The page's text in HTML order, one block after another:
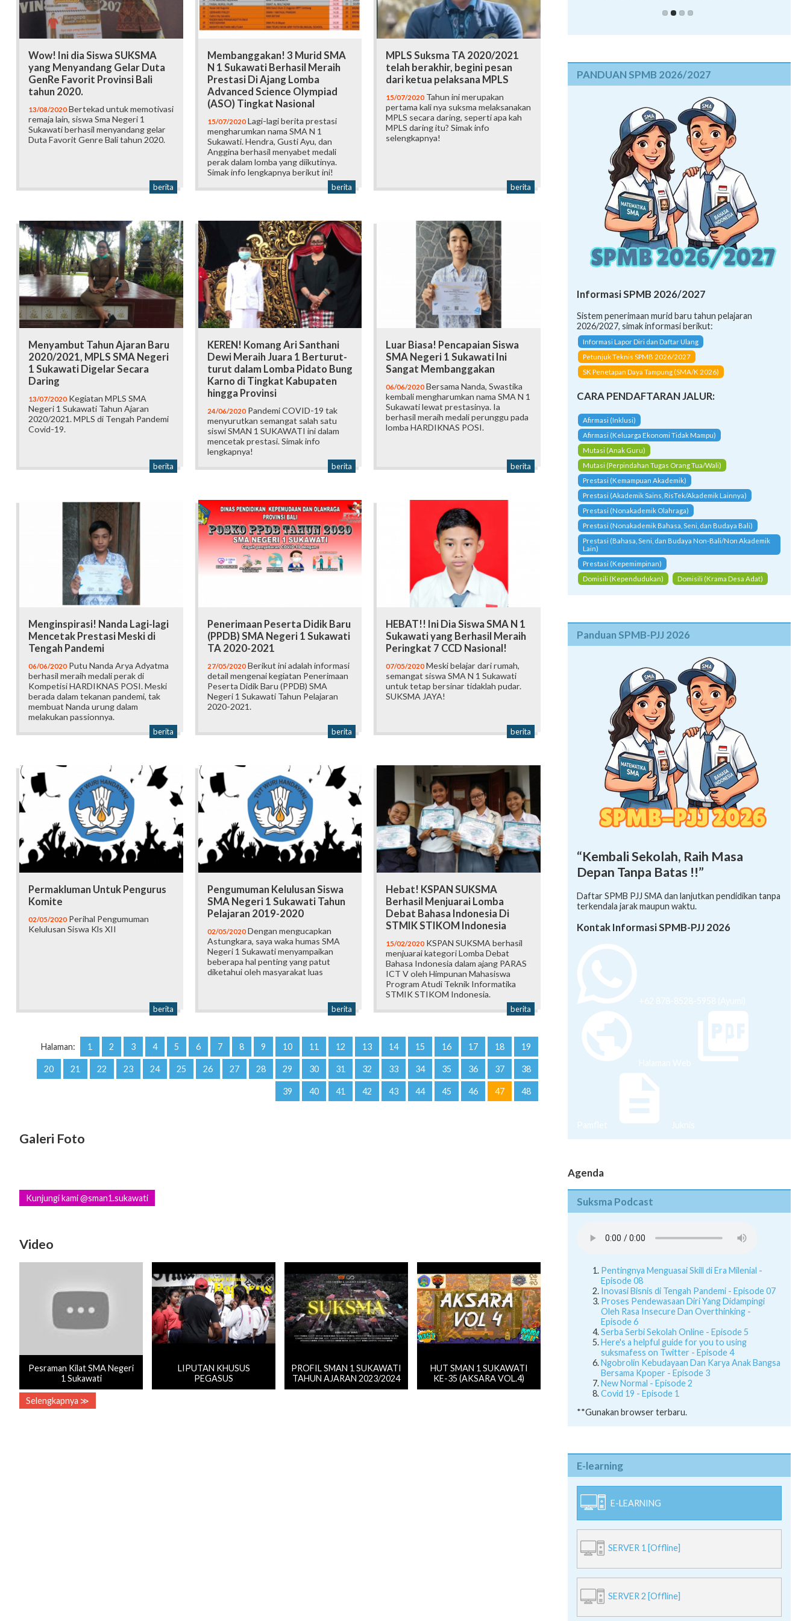
Wow! Ini dia Siswa SUKSMA
yang Menyandang Gelar Duta
GenRe Favorit Provinsi Bali
tahun 2020.
13/08/2020 Bertekad untuk memotivasi
remaja lain, siswa Sma Negeri 1
Sukawati berhasil menyandang gelar
Duta Favorit Genre Bali tahun 2020.
berita
Membanggakan! 3 Murid SMA
N 1 Sukawati Berhasil Meraih
Prestasi Di Ajang Lomba
Advanced Science Olympiad
(ASO) Tingkat Nasional
15/07/2020Lagi-lagi berita prestasi
mengharumkan nama SMA N 1
Sukawati. Hendra, Gusti Ayu, dan
Anggina berhasil menyabet medali
perak dalam lomba yang diikutinya.
Simak info lengkapnya berikut ini!
berita
MPLS Suksma TA 2020/2021
telah berakhir, begini pesan
dari ketua pelaksana MPLS
15/07/2020 Tahun ini merupakan
pertama kali nya suksma melaksanakan
MPLS secara daring, seperti apa kah
MPLS daring itu? Simak info
selengkapnya!
berita
Menyambut Tahun Ajaran Baru
2020/2021, MPLS SMA Negeri
1 Sukawati Digelar Secara
Daring
13/07/2020 Kegiatan MPLS SMA
Negeri 1 Sukawati Tahun Ajaran
2020/2021. MPLS di Tengah Pandemi
Covid-19.
berita
KEREN! Komang Ari Santhani
Dewi Meraih Juara 1 Berturut-
turut dalam Lomba Pidato Bung
Karno di Tingkat Kabupaten
hingga Provinsi
24/06/2020Pandemi COVID-19 tak
menyurutkan semangat salah satu
siswi SMAN 1 SUKAWATI ini dalam
mencetak prestasi. Simak info
lengkapnya!
berita
Luar Biasa! Pencapaian Siswa
SMA Negeri 1 Sukawati Ini
Sangat Membanggakan
06/06/2020 Bersama Nanda, Swastika
kembali mengharumkan nama SMA N 1
Sukawati lewat prestasinya. Ia
berhasil meraih medali perunggu pada
lomba HARDIKNAS POSI.
berita
Menginspirasi! Nanda Lagi-lagi
Mencetak Prestasi Meski di
Tengah Pandemi
06/06/2020 Putu Nanda Arya Adyatma
berhasil meraih medali perak di
Kompetisi HARDIKNAS POSI. Meski
berada dalam tekanan pandemi, tak
membuat Nanda urung dalam
melakukan passionnya.
berita
Penerimaan Peserta Didik Baru
(PPDB) SMA Negeri 1 Sukawati
TA 2020-2021
27/05/2020Berikut ini adalah informasi
detail mengenai kegiatan Penerimaan
Peserta Didik Baru (PPDB) SMA
Negeri 1 Sukawati Tahun Pelajaran
2020-2021.
berita
HEBAT!! Ini Dia Siswa SMA N 1
Sukawati yang Berhasil Meraih
Peringkat 7 CCD Nasional!
07/05/2020 Meski belajar dari rumah,
semangat siswa SMA N 1 Sukawati
untuk tetap bersinar tidaklah pudar.
SUKSMA JAYA!
berita
Permakluman Untuk Pengurus
Komite
02/05/2020 Perihal Pengumuman
Kelulusan Siswa Kls XII
berita
Pengumuman Kelulusan Siswa
SMA Negeri 1 Sukawati Tahun
Pelajaran 2019-2020
02/05/2020Dengan mengucapkan
Astungkara, saya waka humas SMA
Negeri 1 Sukawati menyampaikan
beberapa hal penting yang patut
diketahui oleh masyarakat luas
berita
Hebat! KSPAN SUKSMA
Berhasil Menjuarai Lomba
Debat Bahasa Indonesia Di
STMIK STIKOM Indonesia
15/02/2020 KSPAN SUKSMA berhasil
menjuarai kategori Lomba Debat
Bahasa Indonesia dalam ajang PARAS
ICT V oleh Himpunan Mahasiswa
Program Atudi Teknik Informatika
STMIK STIKOM Indonesia.
berita
Halaman: 1 2 3 4 5 6 7 8 9 10 11 12 13 14 15 16 17 18 19
20 21 22 23 24 25 26 27 28 29 30 31 32 33 34 35 36 37 38
39 40 41 42 43 44 45 46 47 48
Galeri Foto
Kunjungi kami @sman1.sukawati
Video
Pesraman Kilat SMA Negeri
1 Sukawati
LIPUTAN KHUSUS
PEGASUS
PROFIL SMAN 1 SUKAWATI
TAHUN AJARAN 2023/2024
HUT SMAN 1 SUKAWATI
KE-35 (AKSARA VOL.4)
Selengkapnya ≫
PANDUAN SPMB 2026/2027
Informasi SPMB 2026/2027
Sistem penerimaan murid baru tahun pelajaran
2026/2027, simak informasi berikut:
Informasi Lapor Diri dan Daftar Ulang
Petunjuk Teknis SPMB 2026/2027
SK Penetapan Daya Tampung (SMA/K 2026)
CARA PENDAFTARAN JALUR:
Afirmasi (Inklusi)
Afirmasi (Keluarga Ekonomi Tidak Mampu)
Mutasi (Anak Guru)
Mutasi (Perpindahan Tugas Orang Tua/Wali)
Prestasi (Kemampuan Akademik)
Prestasi (Akademik Sains, RisTek/Akademik Lainnya)
Prestasi (Nonakademik Olahraga)
Prestasi (Nonakademik Bahasa, Seni, dan Budaya Bali)
Prestasi (Bahasa, Seni, dan Budaya Non-Bali/Non Akademik
Lain)
Prestasi (Kepemimpinan)
Domisili (Kependudukan)
Domisili (Krama Desa Adat)
Panduan SPMB-PJJ 2026
“Kembali Sekolah, Raih Masa
Depan Tanpa Batas !!”
Daftar SPMB PJJ SMA dan lanjutkan pendidikan tanpa
terkendala jarak maupun waktu.
Kontak Informasi SPMB-PJJ 2026
+62 878-8528-5958 (Ayumi)
Halaman Web
Pamflet Juknis
Agenda
Suksma Podcast
Pentingnya Menguasai Skill di Era Milenial -
Episode 08
Inovasi Bisnis di Tengah Pandemi - Episode 07
Proses Pendewasaan Diri Yang Didampingi
Oleh Rasa Insecure Dan Overthinking -
Episode 6
Serba Serbi Sekolah Online - Episode 5
Here's a helpful guide for you to using
suksmafess on Twitter - Episode 4
Ngobrolin Kebudayaan Dan Karya Anak Bangsa
Bersama Kpoper - Episode 3
New Normal - Episode 2
Covid 19 - Episode 1
**Gunakan browser terbaru.
E-learning
E-LEARNING
SERVER 1 [Offline]
SERVER 2 [Offline]